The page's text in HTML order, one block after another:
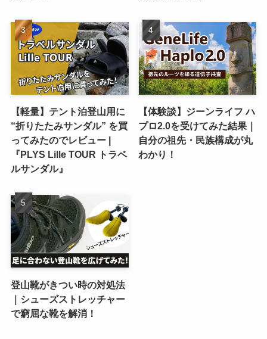
【軽量】テント泊登山用に
“折りたたみサンダル” を買
ってみたのでレビュー |
『PLYS Lille TOUR トラベ
ルサンダル』
【体験談】ジーンライフ ハ
プロ2.0を受けてみた結果｜
自分の祖先・民族構成が丸
わかり！
登山靴がきつい時の対処法
｜シューズストレッチャー
で窮屈な靴を解消！